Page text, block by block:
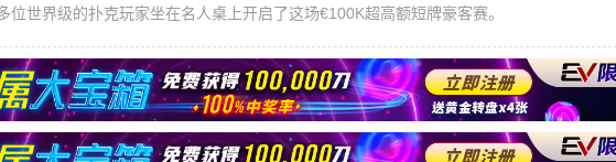
位世界级的扑克玩家坐在名人桌上开启了这场€100K超高额短牌豪客赛。